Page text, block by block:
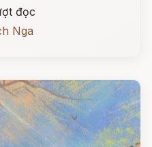
đọc
Nga